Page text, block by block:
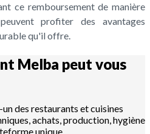
ce remboursement de manière
profiter des avantages
qu'il offre.
Melba peut vous
des restaurants et cuisines
achats, production, hygiène
unique.